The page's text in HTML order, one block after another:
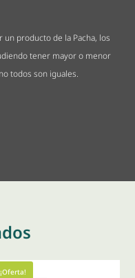
un producto de la Pacha, los
tener mayor o menor
todos son iguales.
¡Oferta!